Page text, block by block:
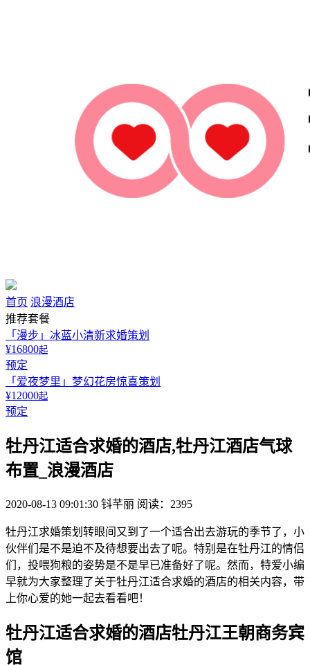
首页 浪漫酒店
推荐套餐
「漫步」冰蓝小清新求婚策划
¥16800起
预定
「爱夜梦里」梦幻花房惊喜策划
¥12000起
预定
牡丹江适合求婚的酒店,牡丹江酒店气球
布置_浪漫酒店
2020-08-13 09:01:30 钭芊丽 阅读：2395
牡丹江求婚策划转眼间又到了一个适合出去游玩的季节了，小
伙伴们是不是迫不及待想要出去了呢。特别是在牡丹江的情侣
们，投喂狗粮的姿势是不是早已准备好了呢。然而，特爱小编
早就为大家整理了关于牡丹江适合求婚的酒店的相关内容，带
上你心爱的她一起去看看吧！
牡丹江适合求婚的酒店牡丹江王朝商务宾
馆